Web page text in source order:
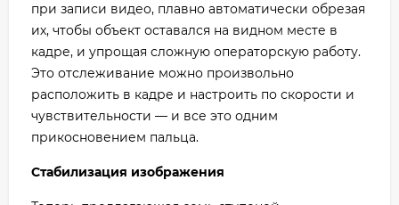
при записи видео, плавно автоматически обрезая
их, чтобы объект оставался на видном месте в
кадре, и упрощая сложную операторскую работу.
Это отслеживание можно произвольно
расположить в кадре и настроить по скорости и
чувствительности — и все это одним
прикосновением пальца.
Стабилизация изображения